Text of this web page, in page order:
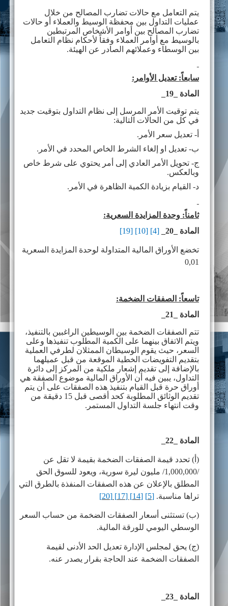
يتم التعامل مع حالات تضارب المصالح من خلال
عمليات التداول بين محفظة الوسيط والعملاء أو حالات
تضارب المصالح بين أوامر الأشخاص المرتبطين
بالوسيط مع أوامر العملاء وفقاً لأحكام نظام التعامل
بين الوسطاء وعملائهم الصادر عن الهيئة.
سابعاً: تعديل الأوامر:
المادة _19_
يتم توقيت الأمر المرسل إلى نظام التداول بتوقيت جديد
في كل من الحالات التالية:
أ- تعديل سعر الأمر.
ب- تعديل او إلغاء الشرط الخاص المحدد في الأمر.
ج- تحويل الأمر العادي إلى أمر يحتوي على شرط خاص
وبالعكس.
د- القيام بزيادة الكمية الظاهرة في الأمر.
ثامناً: وحدة المزايدة السعرية:
المادة _20_
[4]
[10]
[19]
تخضع الأوراق المالية المتداولة لوحدة المزايدة السعرية
0,01
تاسعاً: الصفقات الضخمة:
المادة _21_
تتم الصفقات الضخمة بين الوسيطين الراغبين بالتنفيذ،
ويتم الاتفاق بينهما على الكمية المطلوب تنفيذها وعلى
السعر، حيث يقوم الوسيطان الممثلان لطرفي العملية
بتقديم التفويضات الخطية الموقعة من قبل عميلهما
بالإضافة إلى تقديم إشعار ملكية من المركز إلى دائرة
التداول، يبين فيه أن الأوراق المالية موضوع الصفقة هي
أوراق حرة قبل القيام بتنفيذ هذه الصفقات على أن يتم
تقديم الوثائق المطلوبة كحد أقصى قبل 15 دقيقة من
وقت انتهاء جلسة التداول المستمر.
المادة _22_
(أ) تحدد قيمة الصفقات الضخمة بقيمة لا تقل عن
/1,000,000/ مليون ليرة سورية، ويعود للسوق الحق
المطلق بالإعلان عن هذه الصفقات المنفذة بالطرق التي
تراها مناسبة.[5]
[14] [17]
[20]
(ب) تستثنى أسعار الصفقات الضخمة من حساب السعر
الوسطي اليومي للورقة المالية.
(ج) يحق لمجلس الإدارة تعديل الحد الأدنى لقيمة
الصفقات الضخمة عند الحاجة بقرار يصدر عنه.
المادة _23_